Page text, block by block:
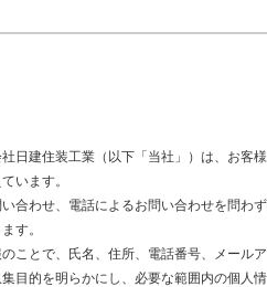
日建住装工業（以下「当社」）は、お客
います。
合わせ、電話によるお問い合わせを問わ
す。
ことで、氏名、住所、電話番号、メール
目的を明らかにし、必要な範囲内の個人